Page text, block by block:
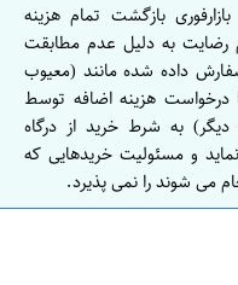
بازگشت تمام هزینه
رضایت به دلیل عدم مطابقت
داده شده مانند (معیوب
درخواست هزینه اضافه توسط
به شرط خرید از درگاه
و مسئولیت خریدهایی که
می شوند را نمی پذیرد.